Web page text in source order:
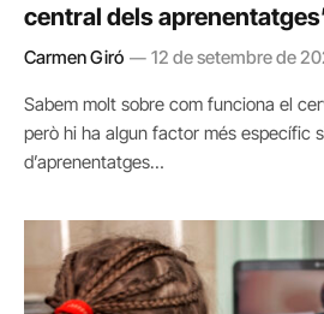
central dels
Carmen Giró 12 de setembre de
Sabem molt sobre com funciona el
però hi ha algun factor més específic
d’aprenentatges…